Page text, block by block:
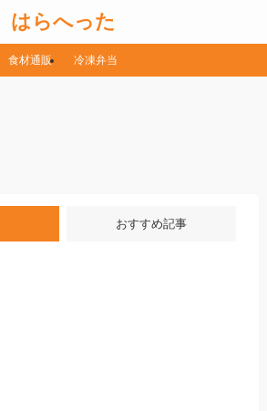
はらへった
食材通販 冷凍弁当
おすすめ記事